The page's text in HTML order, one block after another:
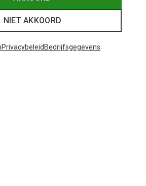
NIET AKKOORD
Privacybeleid Bedrijfsgegevens